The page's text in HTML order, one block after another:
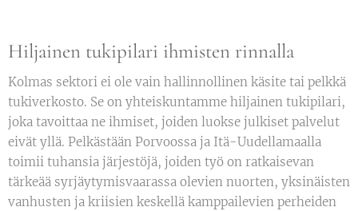
Hiljainen tukipilari ihmisten rinnalla
Kolmas sektori ei ole vain hallinnollinen käsite tai pelkkä
tukiverkosto. Se on yhteiskuntamme hiljainen tukipilari,
joka tavoittaa ne ihmiset, joiden luokse julkiset palvelut
eivät yllä. Pelkästään Porvoossa ja Itä-Uudellamaalla
toimii tuhansia järjestöjä, joiden työ on ratkaisevan
tärkeää syrjäytymisvaarassa olevien nuorten, yksinäisten
vanhusten ja kriisien keskellä kamppailevien perheiden